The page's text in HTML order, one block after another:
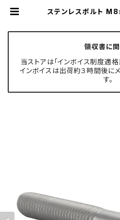
ステンレスボルト
ASTER ボル
領収書に関
当ストアは「インボイス制度適
インボイスは出荷約３時間後に
す。